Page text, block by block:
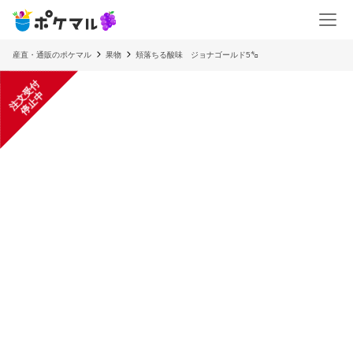
産直・通販のポケマル 果物 頬落ちる酸味 ジョナゴールド5㌔
注
文
受
付
停
止
中